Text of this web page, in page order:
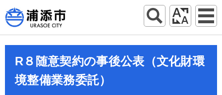
R８随意契約の事後公表（文化財環
境整備業務委託）